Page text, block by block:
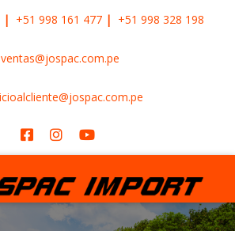
+51 998 161 477 +51 998 328 198
ventas@jospac.com.pe